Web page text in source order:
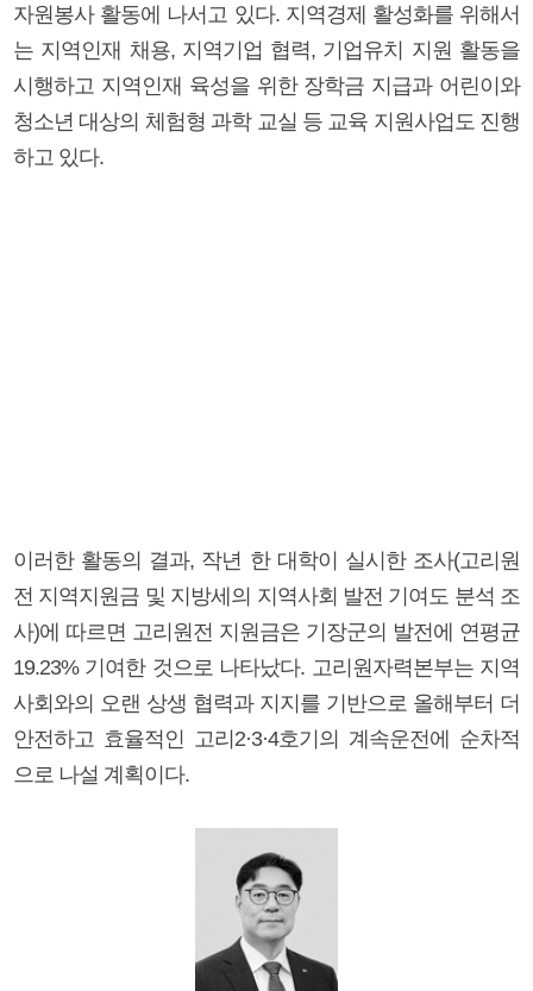
자원봉사 활동에 나서고 있다. 지역경제 활성화를 위해서
는 지역인재 채용, 지역기업 협력, 기업유치 지원 활동을
시행하고 지역인재 육성을 위한 장학금 지급과 어린이와
청소년 대상의 체험형 과학 교실 등 교육 지원사업도 진행
하고 있다.
이러한 활동의 결과, 작년 한 대학이 실시한 조사(고리원
전 지역지원금 및 지방세의 지역사회 발전 기여도 분석 조
사)에 따르면 고리원전 지원금은 기장군의 발전에 연평균
19.23% 기여한 것으로 나타났다. 고리원자력본부는 지역
사회와의 오랜 상생 협력과 지지를 기반으로 올해부터 더
안전하고 효율적인 고리2·3·4호기의 계속운전에 순차적
으로 나설 계획이다.